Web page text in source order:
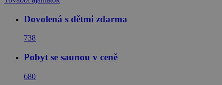
Dovolená s dětmi zdarma
738
Pobyt se saunou v ceně
680